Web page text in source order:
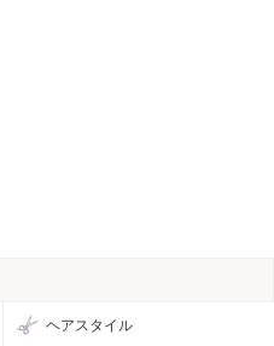
ヘアスタイル